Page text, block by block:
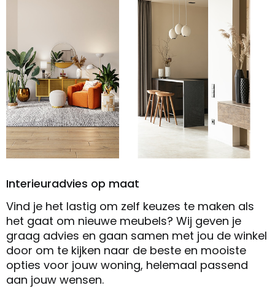
Interieuradvies op maat
Vind je het lastig om zelf keuzes te maken als
het gaat om nieuwe meubels? Wij geven je
graag advies en gaan samen met jou de winkel
door om te kijken naar de beste en mooiste
opties voor jouw woning, helemaal passend
aan jouw wensen.